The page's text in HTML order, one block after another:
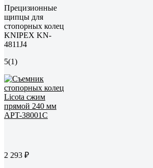
Прецизионные
щипцы для
стопорных колец
KNIPEX KN-
4811J4
5(1)
2 293 ₽